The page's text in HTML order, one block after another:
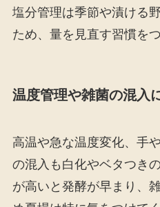
塩分管理は季節や漬ける
ため、量を見直す習慣を
温度管理や雑菌の混入
高温や急な温度変化、手
の混入も白化やベタつき
が高いと発酵が早まり、